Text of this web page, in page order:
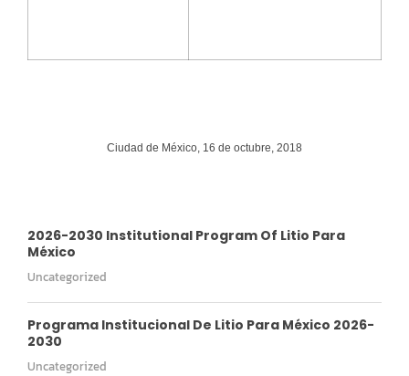
Ciudad de México, 16 de octubre, 2018
2026-2030 Institutional Program Of Litio Para
México
Uncategorized
Programa Institucional De Litio Para México 2026-
2030
Uncategorized